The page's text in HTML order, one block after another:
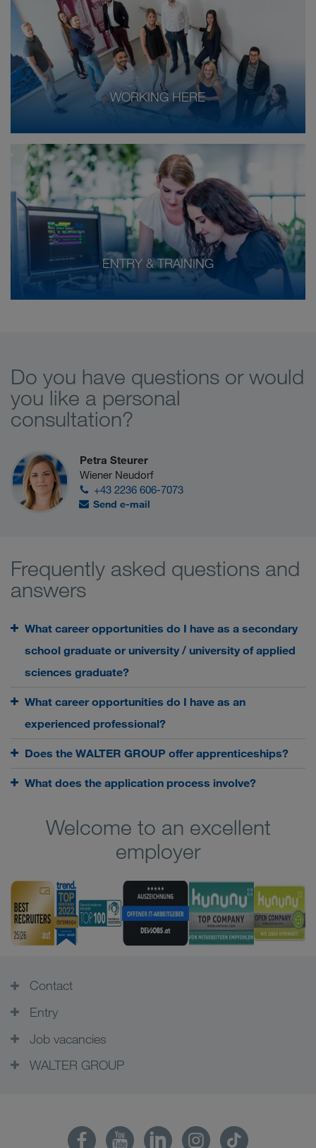
WORKING HERE
ENTRY & TRAINING
Do you have questions or would
you like a personal
consultation?
Petra Steurer
Wiener Neudorf
+43 2236 606-7073
Send e-mail
Frequently asked questions and
answers
What career opportunities do I have as a secondary
school graduate or university / university of applied
sciences graduate?
What career opportunities do I have as an
experienced professional?
Does the WALTER GROUP offer apprenticeships?
What does the application process involve?
Welcome to an excellent
employer
Contact
Entry
Job vacancies
WALTER GROUP